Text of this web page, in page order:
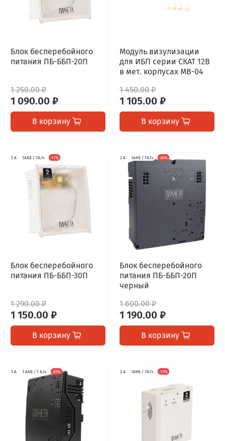
Блок бесперебойного
питания ПБ-ББП-20П
1 250.00 ₽
1 090.00 ₽
В корзину
Модуль визулизации
для ИБП серии СКАТ 12В
в мет. корпусах МВ-04
1 450.00 ₽
1 105.00 ₽
В корзину
3 А 1АКБ / 7А/ч -11%
Блок бесперебойного
питания ПБ-ББП-30П
1 290.00 ₽
1 150.00 ₽
В корзину
2 А 1АКБ / 7А/ч -26%
Блок бесперебойного
питания ПБ-ББП-20П
черный
1 600.00 ₽
1 190.00 ₽
В корзину
3 А 1 АКБ / 7 А/ч -25% 2 А 1АКБ / 7А/ч -13%